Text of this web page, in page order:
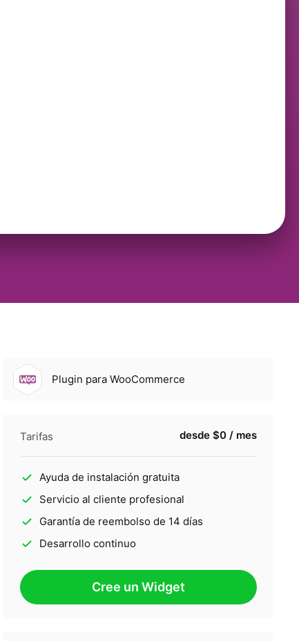
Plugin para WooCommerce
Tarifas desde $0 / mes
Ayuda de instalación gratuita
Servicio al cliente profesional
Garantía de reembolso de 14 días
Desarrollo continuo
Cree un Widget